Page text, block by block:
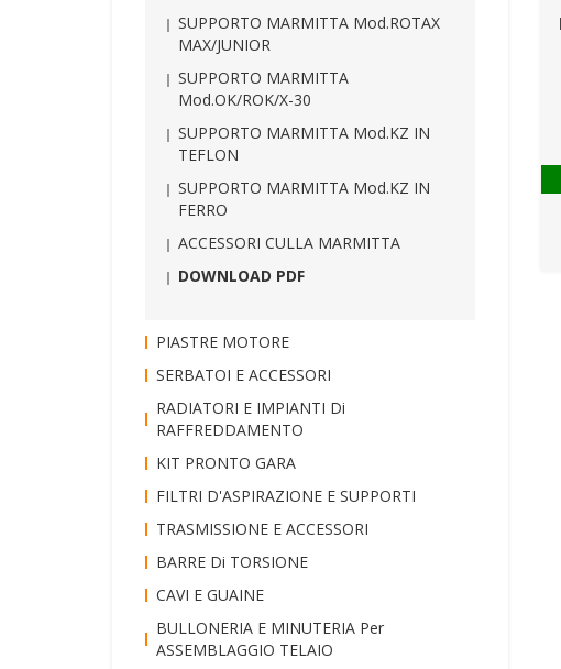
SUPPORTO MARMITTA Mod.ROTAX
MAX/JUNIOR
SUPPORTO MARMITTA
Mod.OK/ROK/X-30
SUPPORTO MARMITTA Mod.KZ IN
TEFLON
SUPPORTO MARMITTA Mod.KZ IN
FERRO
ACCESSORI CULLA MARMITTA
DOWNLOAD PDF
PIASTRE MOTORE
SERBATOI E ACCESSORI
RADIATORI E IMPIANTI Di
RAFFREDDAMENTO
KIT PRONTO GARA
FILTRI D'ASPIRAZIONE E SUPPORTI
TRASMISSIONE E ACCESSORI
BARRE Di TORSIONE
CAVI E GUAINE
BULLONERIA E MINUTERIA Per
ASSEMBLAGGIO TELAIO